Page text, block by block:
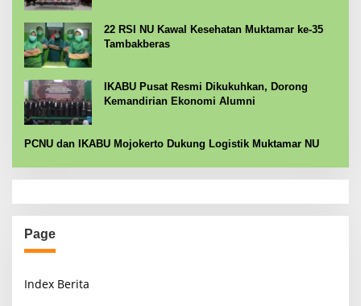
22 RSI NU Kawal Kesehatan Muktamar ke-35
Tambakberas
IKABU Pusat Resmi Dikukuhkan, Dorong
Kemandirian Ekonomi Alumni
PCNU dan IKABU Mojokerto Dukung Logistik Muktamar NU
Page
Index Berita